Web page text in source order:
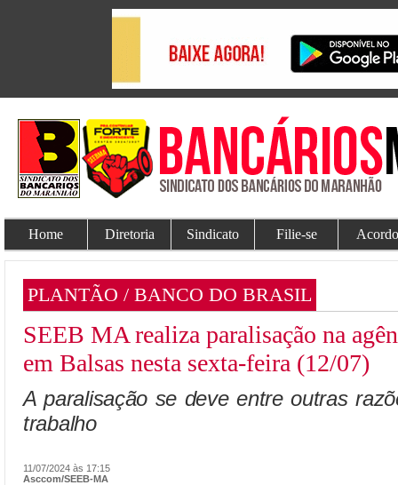
Home Diretoria Sindicato Filie-se
PLANTÃO / BANCO DO BRASIL
SEEB MA realiza paralisação na
em Balsas nesta sexta-feira (12/07)
A paralisação se deve entre outras
trabalho
11/07/2024 às 17:15
Asccom/SEEB-MA